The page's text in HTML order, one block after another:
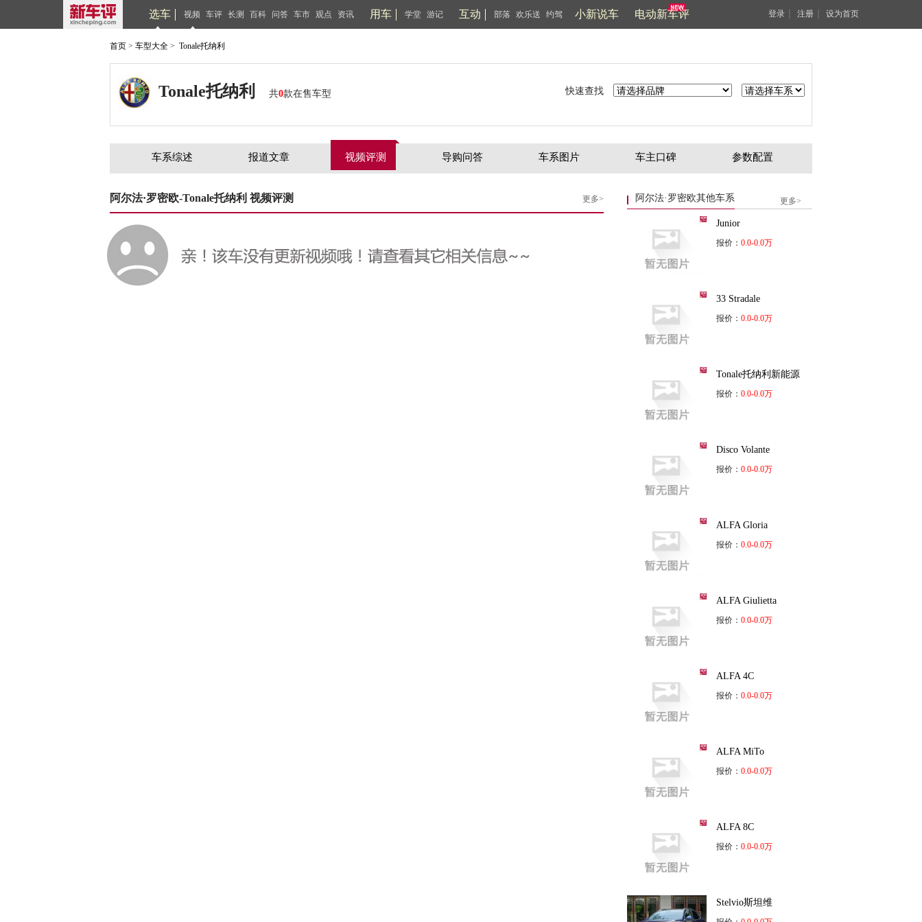
选车 视频 车评 长测 百科 问答 车市 观点 资讯 用车 学堂 游记 互动 部落 欢乐送 约驾 小新说车 电动新车评 登录 注册 设为首页
首页 > 车型大全 > Tonale托纳利
Tonale托纳利 共0款在售车型 快速查找
车系综述 报道文章 视频评测 导购问答 车系图片 车主口碑 参数配置
更多>
阿尔法·罗密欧-Tonale托纳利 视频评测 阿尔法·罗密欧其他车系 更多>
Junior
报价： 0.0-0.0万
33 Stradale
报价： 0.0-0.0万
Tonale托纳利新能源
报价： 0.0-0.0万
Disco Volante
报价： 0.0-0.0万
ALFA Gloria
报价： 0.0-0.0万
ALFA Giulietta
报价： 0.0-0.0万
ALFA 4C
报价： 0.0-0.0万
ALFA MiTo
报价： 0.0-0.0万
ALFA 8C
报价： 0.0-0.0万
Stelvio斯坦维